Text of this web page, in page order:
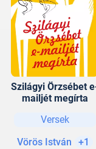
Szilágyi Örzsébet
mailjét megírta
Versek
Vörös István
+1